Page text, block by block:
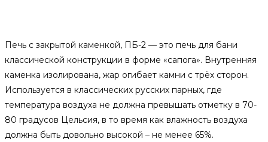
Печь с закрытой каменкой, ПБ-2 — это печь для бани
классической конструкции в форме «сапога». Внутренняя
каменка изолирована, жар огибает камни с трёх сторон.
Используется в классических русских парных, где
температура воздуха не должна превышать отметку в 70-
80 градусов Цельсия, в то время как влажность воздуха
должна быть довольно высокой – не менее 65%.